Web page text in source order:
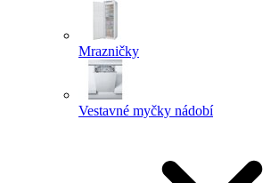
Mrazničky
Vestavné myčky nádobí